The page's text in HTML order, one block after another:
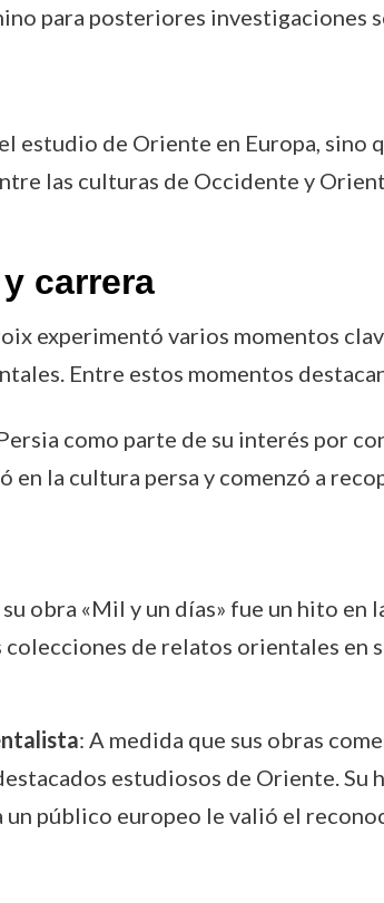
para posteriores
estudio de Oriente en Europa, sino
las culturas de Occidente y
carrera
experimentó varios momentos
Entre estos momentos
como parte de su interés por
en la cultura persa y comenzó a
obra «Mil y un días» fue un hito
colecciones de relatos orientales en
: A medida que sus obras
estudiosos de Oriente.
público europeo le valió el